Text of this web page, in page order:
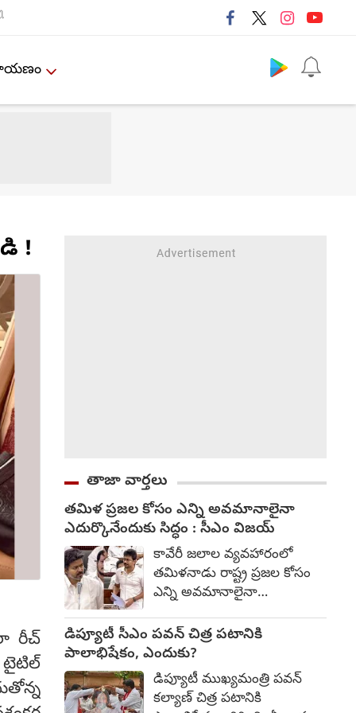
!
రీచ్
తాజా వార్తలు
తమిళ ప్రజల కోసం ఎన్ని అవమానాలైనా
ఎదుర్కొనేందుకు సిద్ధం : సీఎం విజయ్
కావేరీ జలాల వ్యవహారంలో
తమిళనాడు రాష్ట్ర ప్రజల కోసం
ఎన్ని అవమానాలైనా
ఆ రాష్ట్ర ముఖ్యమంత్రి, టీవీకే
అధ్యక్షుడు, సినీ నటుడు విజయ్
అన్నారు. కావేరీ జలాల వివాదంపై
తమిళనాడు రాష్ట్ర శాసనసభలో
శుక్రవారం వాడివేడి చర్చ
డిప్యూటీ సీఎం పవన్‌ చిత్ర పటానికి
పాలాభిషేకం, ఎందుకు?
డిప్యూటీ ముఖ్యమంత్రి పవన్
కల్యాణ్ చిత్ర పటానికి